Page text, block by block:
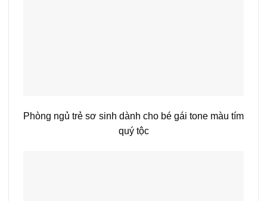
Phòng ngủ trẻ sơ sinh dành cho bé gái tone màu tím
quý tộc